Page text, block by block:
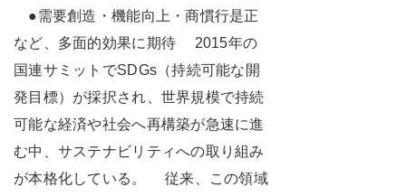
●需要創造・機能向上・商慣行是正
など、多面的効果に期待 2015年の
国連サミットでSDGs（持続可能な開
発目標）が採択され、世界規模で持続
可能な経済や社会へ再構築が急速に進
む中、サステナビリティへの取り組み
が本格化している。 従来、この領域